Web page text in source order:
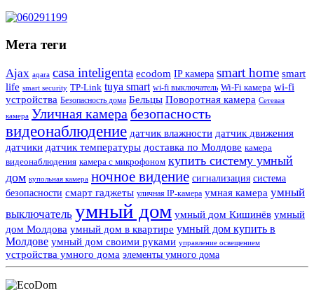
Мета теги
Ajax aqara casa inteligenta ecodom IP камера smart home smart
life smart security TP-Link tuya smart wi-fi выключатель Wi-Fi камера wi-fi
устройства Безопасность дома Бельцы Поворотная камера Сетевая
камера Уличная камера безопасность
видеонаблюдение датчик влажности датчик движения
датчики датчик температуры доставка по Молдове камера
видеонаблюдения камера с микрофоном купить систему умный
дом купольная камера ночное видение сигнализация система
безопасности смарт гаджеты уличная IP-камера умная камера умный
выключатель умный дом умный дом Кишинёв умный
дом Молдова умный дом в квартире умный дом купить в
Молдове умный дом своими руками управление освещением
устройства умного дома элементы умного дома